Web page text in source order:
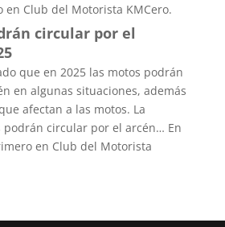
Club del Motorista KMCero.
circular por el
que en 2025 las motos podrán
en algunas situaciones, además
afectan a las motos. La
podrán circular por el arcén… En
en Club del Motorista